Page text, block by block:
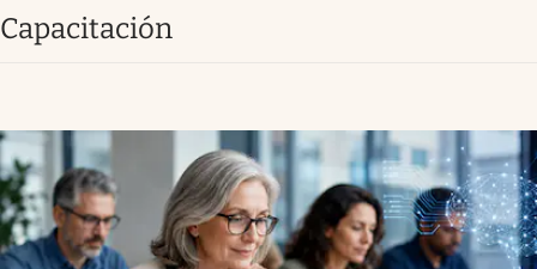
Apertura
Infotechnology
Clase
Capacitación